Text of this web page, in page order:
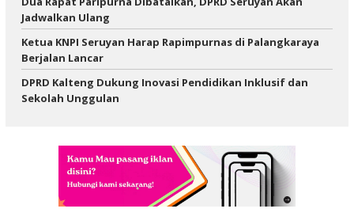
Jadwalkan Ulang
Ketua KNPI Seruyan Harap Rapimpurnas di Palangkaraya
Berjalan Lancar
DPRD Kalteng Dukung Inovasi Pendidikan Inklusif dan
Sekolah Unggulan